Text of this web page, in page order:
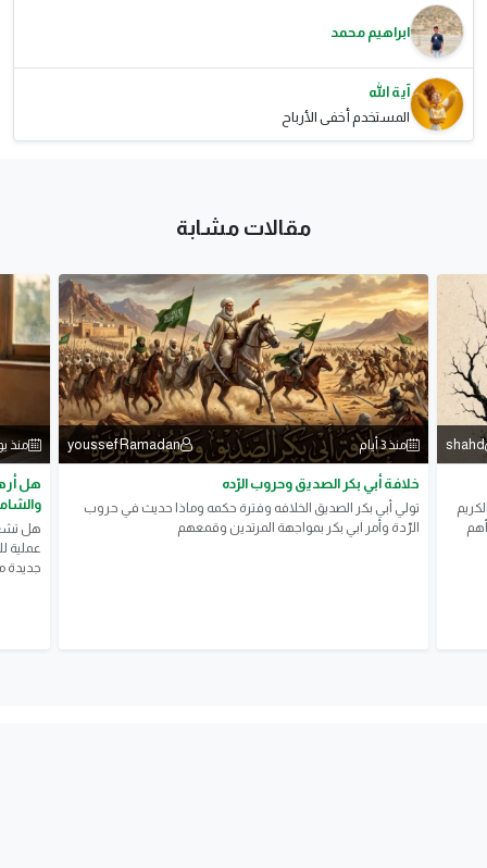
ابراهيم محمد
آية الله
المستخدم أخفى الأرباح
مقالات مشابة
shahd منذ 3 أيام youssef Ramadan
خلافة أبي بكر الصديق وحروب الرّده
تولي أبي بكر الصديق الخلافه وفترة حكمه وماذا حديث في حروب
الرّدة وأمر ابي بكر بمواجهة المرتدين وقمعهم
منذ
هل
هل
عملية
جديدة